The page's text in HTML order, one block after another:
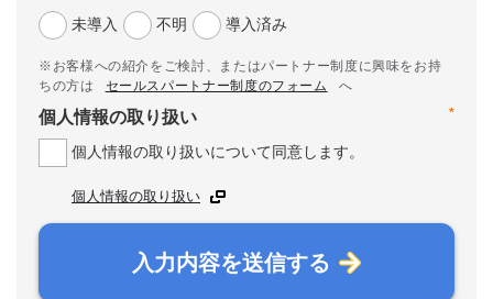
未導入
不明 導入済み
※お客様への紹介をご検討、またはパートナー制度に興味をお持
ちの方は
セールスパートナー制度のフォーム
へ
*
個人情報の取り扱い
個人情報の取り扱いについて同意します。
個人情報の取り扱い
入力内容を送信する